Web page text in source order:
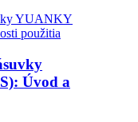
Úvod a